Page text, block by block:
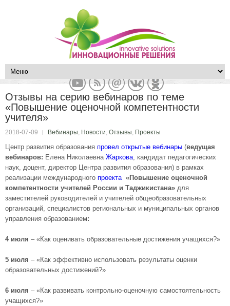
Отзывы на серию вебинаров по теме
«Повышение оценочной компетентности
учителя»
2018-07-09 Вебинары, Новости, Отзывы, Проекты
Центр развития образования провел открытые вебинары (ведущая
вебинаров: Елена Николаевна Жаркова, кандидат педагогических
наук, доцент, директор Центра развития образования) в рамках
реализации международного проекта «Повышение оценочной
компетентности учителей России и Таджикистана» для
заместителей руководителей и учителей общеобразовательных
организаций, специалистов региональных и муниципальных органов
управления образованием:
4 июля – «Как оценивать образовательные достижения учащихся?»
5 июля – «Как эффективно использовать результаты оценки
образовательных достижений?»
6 июля – «Как развивать контрольно-оценочную самостоятельность
учащихся?»